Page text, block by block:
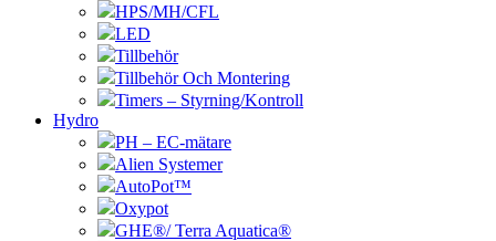
HPS/MH/CFL
LED
Tillbehör
Tillbehör Och Montering
Timers – Styrning/Kontroll
Hydro
PH – EC-mätare
Alien Systemer
AutoPot™
Oxypot
GHE®/ Terra Aquatica®